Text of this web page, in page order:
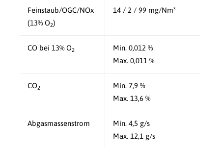
Feinstaub/OGC/NOx
(13% O2)
14 / 2 / 99 mg/Nm³
CO bei 13% O2
Min. 0,012 %
Max. 0,011 %
CO2
Min. 7,9 %
Max. 13,6 %
Abgasmassenstrom
Min. 4,5 g/s
Max. 12,1 g/s